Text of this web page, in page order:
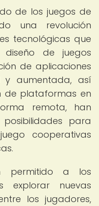
de los juegos de
una revolución
tecnológicas que
de juegos
de aplicaciones
y aumentada, así
de plataformas en
remota, han
para
cooperativas
permitido a los
explorar nuevas
los jugadores,